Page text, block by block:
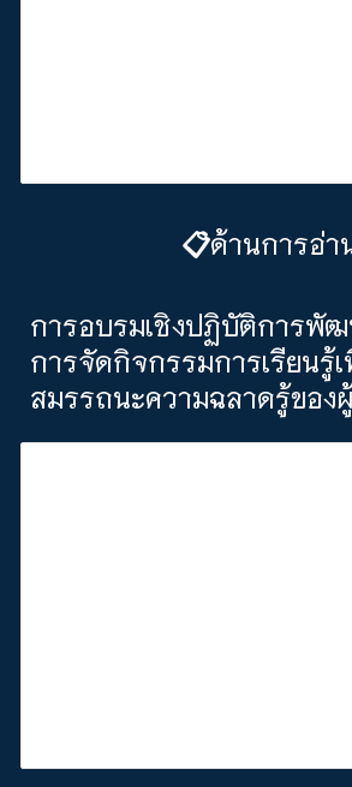
📋ด้านการอ่า
การอบรมเชิงปฏิบัติการพั
การจัดกิจกรรมการเรียนรู้
สมรรถนะความฉลาดรู้ของ